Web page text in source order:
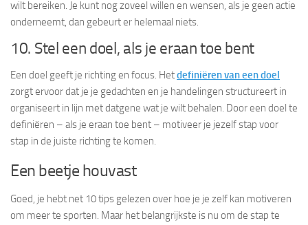
wilt bereiken. Je kunt nog zoveel willen en wensen, als je geen actie
onderneemt, dan gebeurt er helemaal niets.
10. Stel een doel, als je eraan toe bent
Een doel geeft je richting en focus. Hetdefiniëren van een doel
zorgt ervoor dat je je gedachten en je handelingen structureert in
organiseert in lijn met datgene wat je wilt behalen. Door een doel te
definiëren – als je eraan toe bent – motiveer je jezelf stap voor
stap in de juiste richting te komen.
Een beetje houvast
Goed, je hebt net 10 tips gelezen over hoe je je zelf kan motiveren
om meer te sporten. Maar het belangrijkste is nu om de stap te